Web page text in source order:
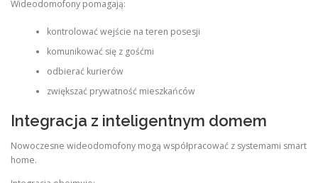
Wideodomofony pomagają:
kontrolować wejście na teren posesji
komunikować się z gośćmi
odbierać kurierów
zwiększać prywatność mieszkańców
Integracja z inteligentnym domem
Nowoczesne wideodomofony mogą współpracować z systemami smart
home.